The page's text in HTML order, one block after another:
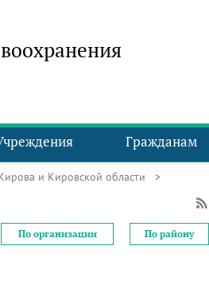
Гражданам
и Кировской области >
По организации По району